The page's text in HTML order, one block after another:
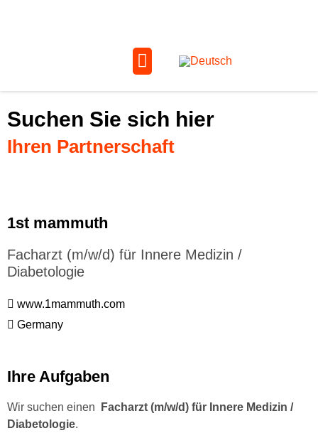
Suchen Sie sich hier
Ihren Partnerschaft
1st mammuth
Facharzt (m/w/d) für Innere Medizin /
Diabetologie
www.1mammuth.com
Germany
Ihre Aufgaben
Wir suchen einen
Facharzt (m/w/d) für Innere Medizin /
Diabetologie.